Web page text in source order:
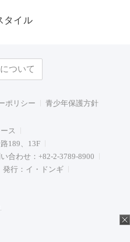
タイル
ついて
ポリシー 青少年保護方針
ス
189、13F
合わせ：+82-2-3789-8900
発行：イ・ドンギ